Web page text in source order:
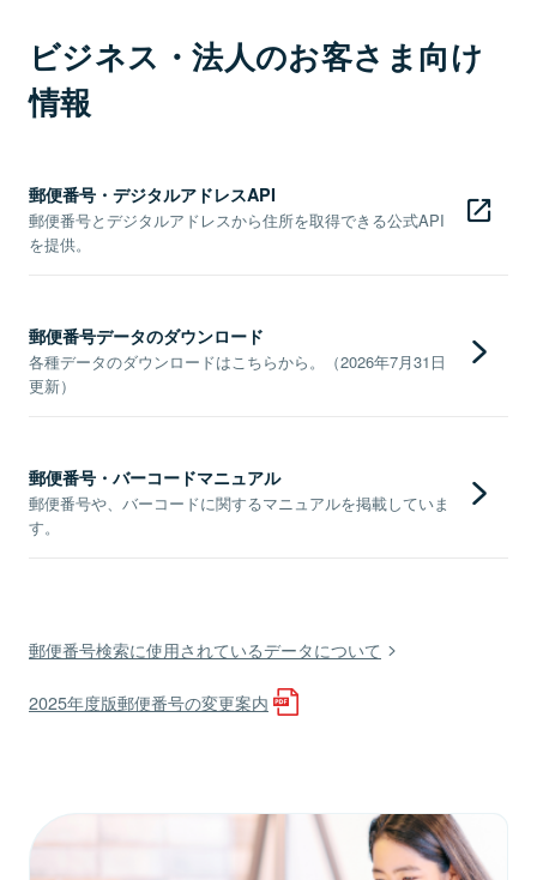
ビジネス・法人のお客さま向け
情報
郵便番号・デジタルアドレスAPI
郵便番号とデジタルアドレスから住所を取得できる公式API
を提供。
郵便番号データのダウンロード
各種データのダウンロードはこちらから。（2026年7月31日
更新）
郵便番号・バーコードマニュアル
郵便番号や、バーコードに関するマニュアルを掲載していま
す。
郵便番号検索に使用されているデータについて
2025年度版郵便番号の変更案内